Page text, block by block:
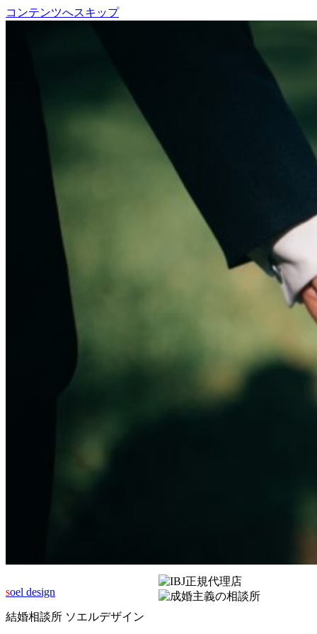
コンテンツへスキップ
soel design
結婚相談所 ソエルデザイン